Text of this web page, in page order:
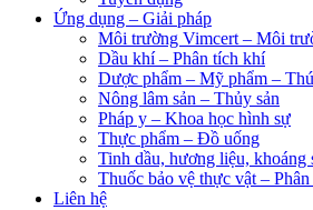
Ứng dụng – Giải pháp
Môi trường Vimcert – Môi
Dầu khí – Phân tích khí
Dược phẩm – Mỹ phẩm –
Nông lâm sản – Thủy sản
Pháp y – Khoa học hình sự
Thực phẩm – Đồ uống
Tinh dầu, hương liệu, khoáng
Thuốc bảo vệ thực vật – Phân
Liên hệ